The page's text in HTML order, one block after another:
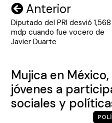
Navegación
de
entradas
Anterior
Diputado del PRI desvió 1,568
mdp cuando fue vocero de
Javier Duarte
Mujica en
jóvenes a
sociales y